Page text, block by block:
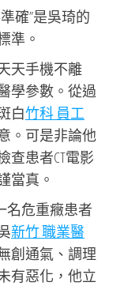
確”是吳琦的
準。
天手機不離
學參數。從過
白竹科 員工
。可是非論他
查患者CT電影
當真。
名危重癥患者
新竹 職業醫
創通氣、調理
有惡化，他立